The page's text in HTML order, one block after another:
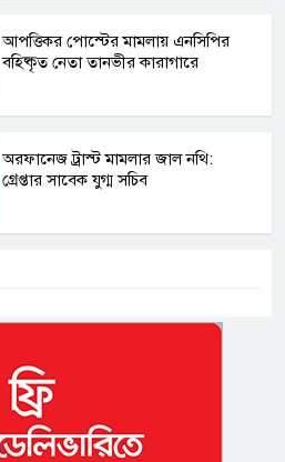
আপত্তিকর পোস্টের মামলায় এনসিপির
বহিষ্কৃত নেতা তানভীর কারাগারে
অরফানেজ ট্রাস্ট মামলার জাল নথি:
গ্রেপ্তার সাবেক যুগ্ম সচিব